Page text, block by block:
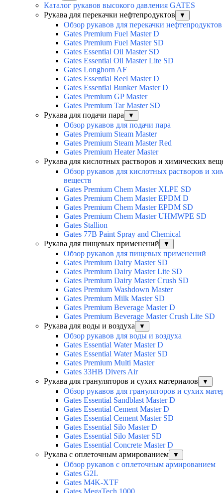
Каталог рукавов высокого давления GATES
Рукава для перекачки нефтепродуктов
▼
Обзор рукавов для перекачки нефтепродуктов
Gates Premium Fuel Master D
Gates Premium Fuel Master SD
Gates Essential Oil Master SD
Gates Essential Oil Master Lite SD
Gates Longhorn AF
Gates Essential Reel Master D
Gates Essential Bunker Master D
Gates Premium GP Master
Gates Premium Tar Master SD
Рукава для подачи пара
▼
Обзор рукавов для подачи пара
Gates Premium Steam Master
Gates Premium Steam Master Red
Gates Premium Heater Master
Рукава для кислотных растворов и химических
Обзор рукавов для кислотных растворов и
веществ
Gates Premium Chem Master XLPE SD
Gates Premium Chem Master EPDM D
Gates Premium Chem Master EPDM SD
Gates Premium Chem Master UHMWPE SD
Gates Stallion
Gates 77B Paint Spray and Chemical
Рукава для пищевых применений
▼
Обзор рукавов для пищевых применений
Gates Premium Dairy Master SD
Gates Premium Dairy Master Lite SD
Gates Premium Dairy Master Crush SD
Gates Premium Washdown Master
Gates Premium Milk Master SD
Gates Premium Beverage Master D
Gates Premium Beverage Master Crush Lite SD
Рукава для воды и воздуха
▼
Обзор рукавов для воды и воздуха
Gates Essential Water Master D
Gates Essential Water Master SD
Gates Premium Multi Master
Gates 33HB Divers Air
Рукава для грануляторов и сухих материалов
▼
Обзор рукавов для грануляторов и сухих
Gates Essential Sandblast Master D
Gates Essential Cement Master D
Gates Essential Cement Master SD
Gates Essential Silo Master D
Gates Essential Silo Master SD
Gates Essential Concrete Master D
Рукава с оплеточным армированием
▼
Обзор рукавов с оплеточным армированием
Gates G2L
Gates M4K-XTF
Gates MegaTech 1000